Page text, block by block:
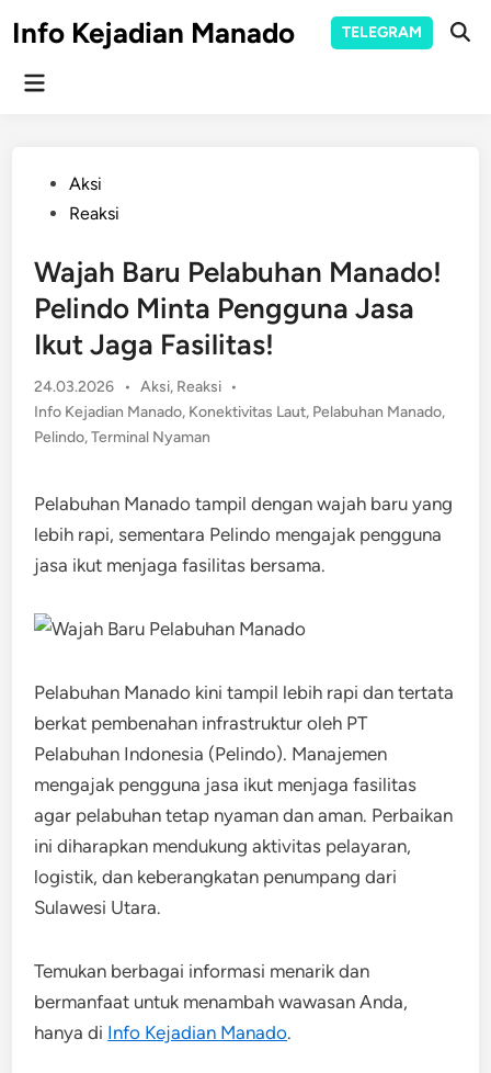
toInfo Kejadian Manado TELEGRAM
Main
PostedAksi
Reaksi
Wajah Baru Pelabuhan Manado!
Pelindo Minta Pengguna Jasa
Ikut Jaga Fasilitas!
24.03.2026 • Posted
in
Aksi, Reaksi •
Info Kejadian Manado, Konektivitas Laut, Pelabuhan Manado,
Pelindo,Terminal Nyaman
Pelabuhan Manado tampil dengan wajah baru yang
lebih rapi, sementara Pelindo mengajak pengguna
jasa ikut menjaga fasilitas bersama.
Pelabuhan Manado kini tampil lebih rapi dan tertata
berkat pembenahan infrastruktur oleh PT
Pelabuhan Indonesia (Pelindo). Manajemen
mengajak pengguna jasa ikut menjaga fasilitas
agar pelabuhan tetap nyaman dan aman. Perbaikan
ini diharapkan mendukung aktivitas pelayaran,
logistik, dan keberangkatan penumpang dari
Sulawesi Utara.
Temukan berbagai informasi menarik dan
bermanfaat untuk menambah wawasan Anda,
hanya di Info Kejadian Manado.